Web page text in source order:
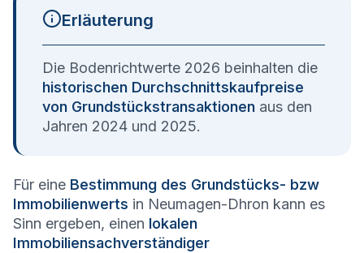
Erläuterung
Die Bodenrichtwerte 2026 beinhalten die
historischen Durchschnittskaufpreise
von Grundstückstransaktionen aus den
Jahren 2024 und 2025.
Für eine Bestimmung des Grundstücks- bzw
Immobilienwerts in Neumagen-Dhron kann es
Sinn ergeben, einen lokalen
Immobiliensachverständiger